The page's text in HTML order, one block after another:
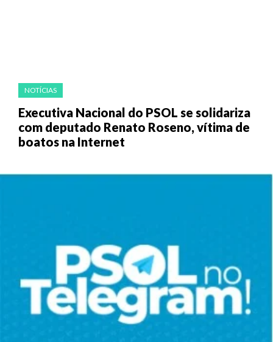
NOTÍCIAS
Executiva Nacional do PSOL se solidariza
com deputado Renato Roseno, vítima de
boatos na Internet